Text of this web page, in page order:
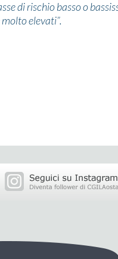
di rischio basso o
elevati”.